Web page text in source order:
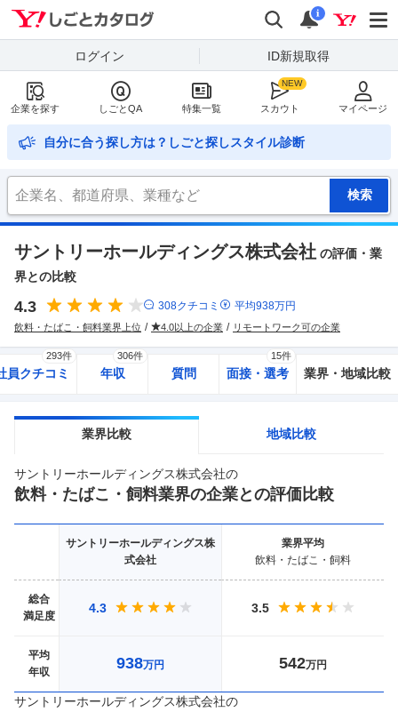
検索
通知
i
ログイン ID新規取得
企業を探す しごとQA 特集一覧 スカウト マイページ
自分に合う探し方は？しごと探しスタイル診断
サントリーホールディングス株式会社 の評価・業
界との比較
4.3 308クチコミ 平均938万円
飲料・たばこ・飼料業界上位 4.0以上の企業 リモートワーク可の企業
員クチコミ
293件
年収
306件
質問 面接・選考
15件
業界・地域比較
業界比較 地域比較
サントリーホールディングス株式会社の
飲料・たばこ・飼料業界の企業との評価比較
サントリーホールディングス株
式会社
業界平均
飲料・たばこ・飼料
総合
満足度
4.3 3.5
平均
年収
938万円 542万円
サントリーホールディングス株式会社の